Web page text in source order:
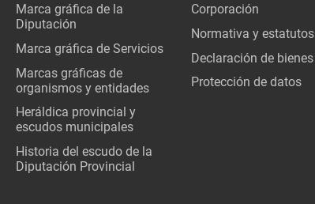
Marca gráfica de la
Diputación
Marca gráfica de Servicios
Marcas gráficas de
organismos y entidades
Heráldica provincial y
escudos municipales
Historia del escudo de la
Diputación Provincial
Corporación
Normativa y estatutos
Declaración de bienes
Protección de datos